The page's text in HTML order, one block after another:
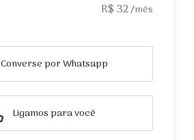
R$ 32/mês
Converse por Whatsapp
Ligamos para você